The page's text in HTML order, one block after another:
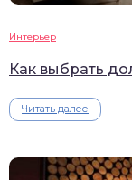
Интерьер
Как выбрать
Читать далее